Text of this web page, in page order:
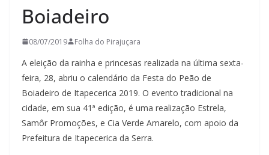
Boiadeiro
08/07/2019 Folha do Pirajuçara
A eleição da rainha e princesas realizada na última sexta-
feira, 28, abriu o calendário da Festa do Peão de
Boiadeiro de Itapecerica 2019. O evento tradicional na
cidade, em sua 41ª edição, é uma realização Estrela,
Samôr Promoções, e Cia Verde Amarelo, com apoio da
Prefeitura de Itapecerica da Serra.